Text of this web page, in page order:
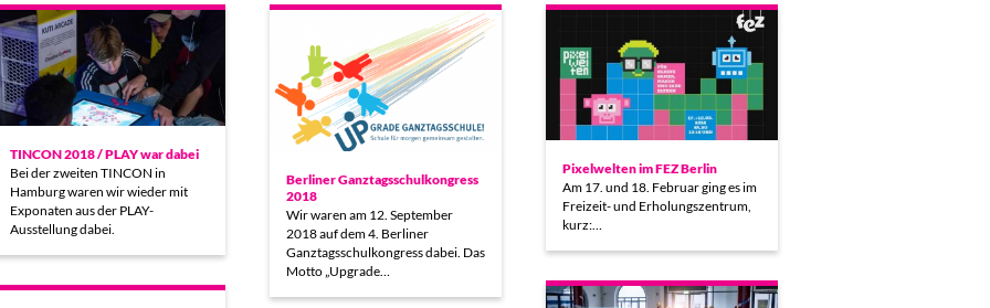
TINCON 2018 / PLAY war dabei
Bei der zweiten TINCON in
Hamburg waren wir wieder mit
Exponaten aus der PLAY-
Ausstellung dabei.
Berliner Ganztagsschulkongress
2018
Wir waren am 12. September
2018 auf dem 4. Berliner
Ganztagsschulkongress dabei. Das
Motto „Upgrade…
Pixelwelten im FEZ Berlin
Am 17. und 18. Februar ging es im
Freizeit- und Erholungszentrum,
kurz:…